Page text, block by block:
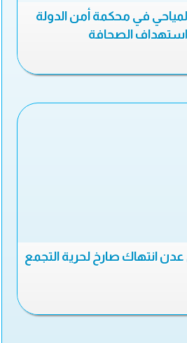
في محكمة أمن الدولة
الصحافة
انتهاك صارخ لحرية التجمع